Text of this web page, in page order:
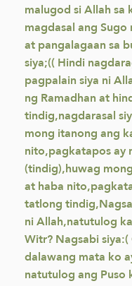
malugod si Allah sa
magdasal ang
at pangalagaan sa
siya;(( Hindi
pagpalain siya ni
ng Ramadhan at
tindig,nagdarasal
mong itanong ang
nito,pagkatapos ay
(tindig),huwag
at haba
tatlong
ni Allah,natutulog
Witr? Nagsabi
dalawang mata ko
natutulog ang Puso